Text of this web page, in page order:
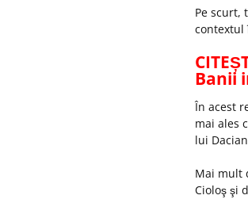
Pe scurt,
contextul
Banii
În acest
mai ales
lui
Mai mult
Cioloş şi